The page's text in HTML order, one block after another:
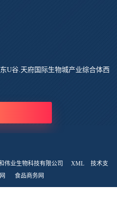
U谷.天府国际生物城产业综合体西
伟业生物科技有限公司 XML
技术支
食品商务网